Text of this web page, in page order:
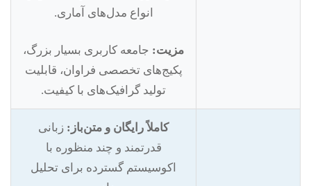
انواع مدل‌های آماری.
مزیت: جامعه کاربری بسیار بزرگ،
پکیج‌های تخصصی فراوان، قابلیت
تولید گرافیک‌های با کیفیت.
کاملاً رایگان و متن‌باز: زبانی
قدرتمند و چند منظوره با
اکوسیستم گسترده برای تحلیل